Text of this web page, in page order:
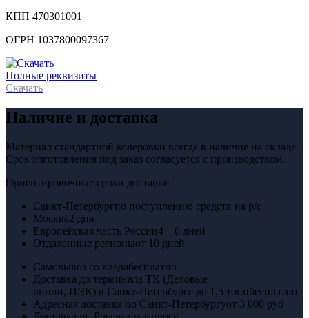
КПП 470301001
ОГРН 1037800097367
Полные реквизиты
Скачать
Наличие и доставка
Материал стандартной колеровки всегда в наличие на складе.
Срок изготовления под заказ согласуется с производством.
Ориентировочные сроки доставки
Санкт-Петербургпо поступлению средств на р/с
Москва2 дня
Европейская часть России4 – 6 дней
Отдаленные регионыот 10 дней
Самовывоз со кладабесплатно
Доставка до терминала ТК (Деловые
линии, ПЭК) в Санкт-Петербурге до 1,5 тоннбесплатно
Адресная доставка по Санкт-Петербургуот 3 000 руб